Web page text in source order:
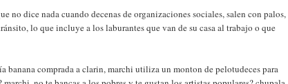
no dice nada cuando decenas de organizaciones sociales, salen con palos,
lo que incluye a los laburantes que van de su casa al trabajo o que
banana comprada a clarin, marchi utiliza un monton de pelotudeces para